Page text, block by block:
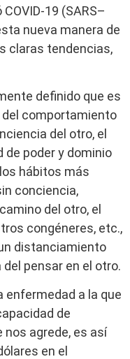
19 (SARS–
nueva manera de
claras tendencias,
definido que es
comportamiento
del otro, el
de poder y dominio
hábitos más
conciencia,
del otro, el
congéneres, etc.,
distanciamiento
pensar en el otro.
enfermedad a la que
de
agrede, es así
en el